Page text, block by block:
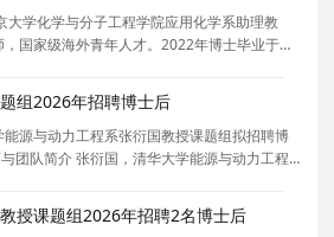
大学化学与分子工程学院应用化学系助理教
国家级海外青年人才。2022年博士毕业于北
师从周欢萍教授。2022-2024年在美国北卡
组任职博士后，2024-2026
组2026年招聘博士后
源与动力工程系张衍国教授课题组拟招聘博
团队简介 张衍国，清华大学能源与动力工程
组团队以资源、环境和能源交叉学科为核
能源化/资源化、钙钛矿太
授课题组2026年招聘2名博士后